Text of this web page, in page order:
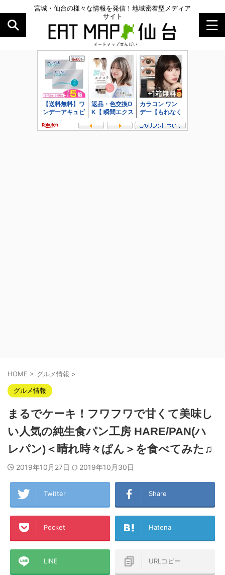
宮城・仙台の様々な情報を発信！地域密着型メディア
サイト
HOME > グルメ情報 >
グルメ情報
まるでケーキ！フワフワで甘くて美味し
い人気の純生食パン工房 HARE/PAN(ハ
レパン)＜晴れ時々ぱん＞を食べてみた♫
2019年10月27日 2019年10月30日
Twitter Share
Pocket Hatena
LINE URLコピー